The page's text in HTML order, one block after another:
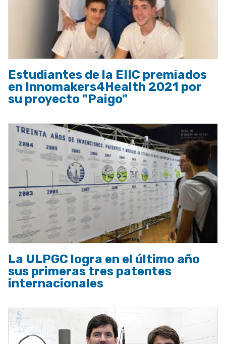
Estudiantes de la EIIC premiados
en Innomakers4Health 2021 por
su proyecto "Paigo"
La ULPGC logra en el último año
sus primeras tres patentes
internacionales